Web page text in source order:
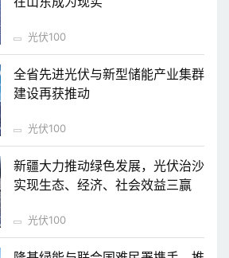
光伏100
全省先进光伏与新型储能产业集群
建设再获推动
光伏100
新疆大力推动绿色发展，光伏治沙
实现生态、经济、社会效益三赢
光伏100